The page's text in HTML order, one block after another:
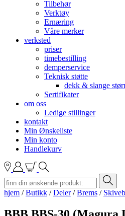
Tilbehør
Verktøy
Ernæring
Våre merker
verksted
priser
timebestilling
demperservice
Teknisk støtte
dekk & slange
Sertifikater
om oss
Ledige stillinger
kontakt
Min Ønskeliste
Min konto
Handlekurv
hjem /Butikk /Deler/Brems /